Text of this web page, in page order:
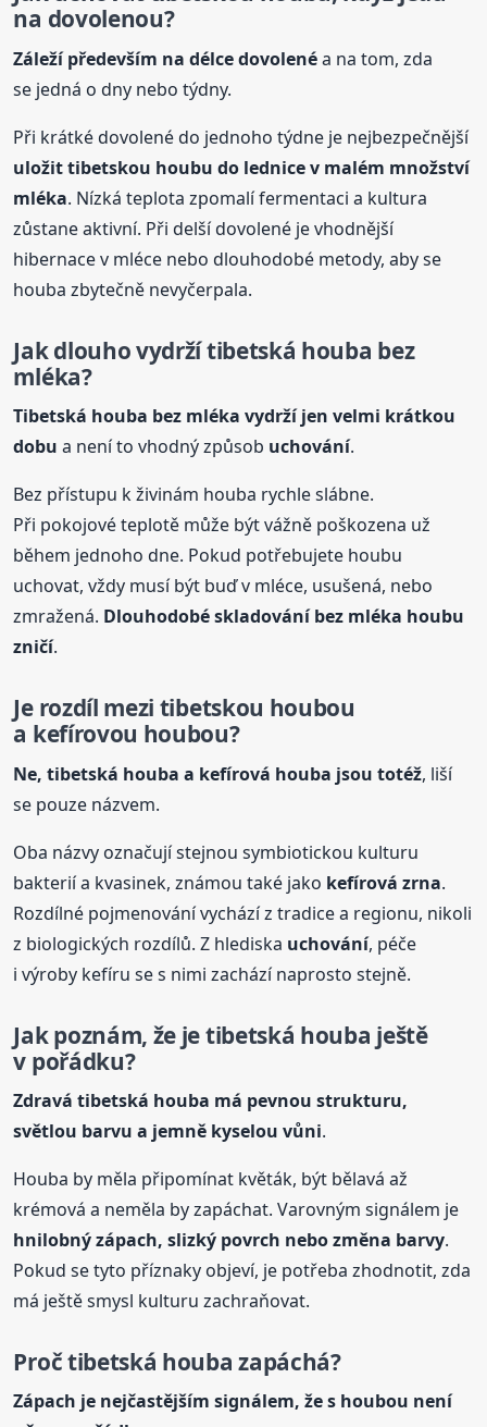
na dovolenou?
Záleží především na délce dovolenéa na tom, zda
se jedná o dny nebo týdny.
Při krátké dovolené do jednoho týdne je nejbezpečnější
uložit tibetskou houbu do lednice v malém množství
mléka. Nízká teplota zpomalí fermentaci a kultura
zůstane aktivní. Při delší dovolené je vhodnější
hibernace v mléce nebo dlouhodobé metody, aby se
houba zbytečně nevyčerpala.
Jak dlouho vydrží tibetská houba bez
mléka?
Tibetská houba bez mléka vydrží jen velmi krátkou
dobu a není to vhodný způsob uchování.
Bez přístupu k živinám houba rychle slábne.
Při pokojové teplotě může být vážně poškozena už
během jednoho dne. Pokud potřebujete houbu
uchovat, vždy musí být buď v mléce, usušená, nebo
zmražená. Dlouhodobé skladování bez mléka houbu
zničí.
Je rozdíl mezi tibetskou houbou
a kefírovou houbou?
Ne, tibetská houba a kefírová houba jsou totéž, liší
se pouze názvem.
Oba názvy označují stejnou symbiotickou kulturu
bakterií a kvasinek, známou také jako kefírová zrna.
Rozdílné pojmenování vychází z tradice a regionu, nikoli
z biologických rozdílů. Z hlediska uchování, péče
i výroby kefíru se s nimi zachází naprosto stejně.
Jak poznám, že je tibetská houba ještě
v pořádku?
Zdravá tibetská houba má pevnou strukturu,
světlou barvu a jemně kyselou vůni.
Houba by měla připomínat květák, být bělavá až
krémová a neměla by zapáchat. Varovným signálem je
hnilobný zápach, slizký povrch nebo změna barvy.
Pokud se tyto příznaky objeví, je potřeba zhodnotit, zda
má ještě smysl kulturu zachraňovat.
Proč tibetská houba zapáchá?
Zápach je nejčastějším signálem, že s houbou není